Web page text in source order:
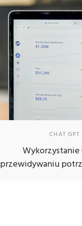
CHAT GPT
Wykorzystanie
przewidywaniu